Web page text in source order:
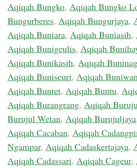
Aqiqah Bungko, Aqiqah Bungko
Bungurberes, Aqiqah Bungurjaya,
Aqiqah Buniara, Aqiqah Buniasih,
Aqiqah Bunigeulis, Aqiqah
Aqiqah Bunikasih, Aqiqah
Aqiqah Buniseuri, Aqiqah
Aqiqah Buntet, Aqiqah Buntu,
Aqiqah Burangrang, Aqiqah
Burujul Wetan, Aqiqah Burujuljaya
Aqiqah Cacaban, Aqiqah
Ngampar, Aqiqah Cadaskertajaya,
Aqiqah Cadassari, Aqiqah Cageur,